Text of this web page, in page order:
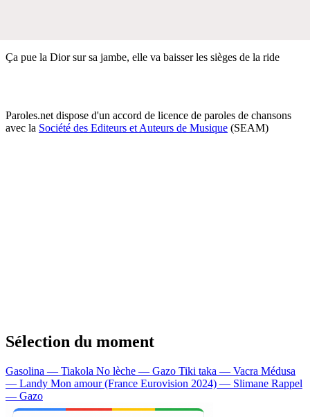
Ça pue la Dior sur sa jambe, elle va baisser les sièges de la ride
Paroles.net dispose d'un accord de licence de paroles de chansons
avec la Société des Editeurs et Auteurs de Musique (SEAM)
Sélection du moment
Gasolina — Tiakola No lèche — Gazo Tiki taka — Vacra Médusa
— Landy Mon amour (France Eurovision 2024) — Slimane Rappel
— Gazo